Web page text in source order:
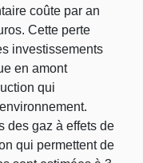
coûte par an
Cette perte
investissements
en amont
qui
des gaz à effets de
qui permettent de